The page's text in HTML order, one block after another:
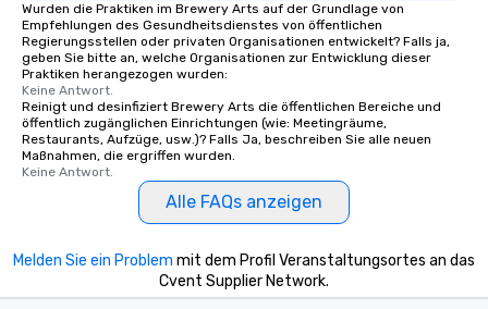
Wurden die Praktiken im Brewery Arts auf der Grundlage von
Empfehlungen des Gesundheitsdienstes von öffentlichen
Regierungsstellen oder privaten Organisationen entwickelt? Falls ja,
geben Sie bitte an, welche Organisationen zur Entwicklung dieser
Praktiken herangezogen wurden:
Keine Antwort.
Reinigt und desinfiziert Brewery Arts die öffentlichen Bereiche und
öffentlich zugänglichen Einrichtungen (wie: Meetingräume,
Restaurants, Aufzüge, usw.)? Falls Ja, beschreiben Sie alle neuen
Maßnahmen, die ergriffen wurden.
Keine Antwort.
Alle FAQs anzeigen
Melden Sie ein Problem mit dem Profil Veranstaltungsortes an das
Cvent Supplier Network.